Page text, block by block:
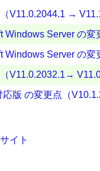
V11.0.2044.1 →
Windows Server の
Windows Server の
V11.0.2032.1→
版 の変更点（